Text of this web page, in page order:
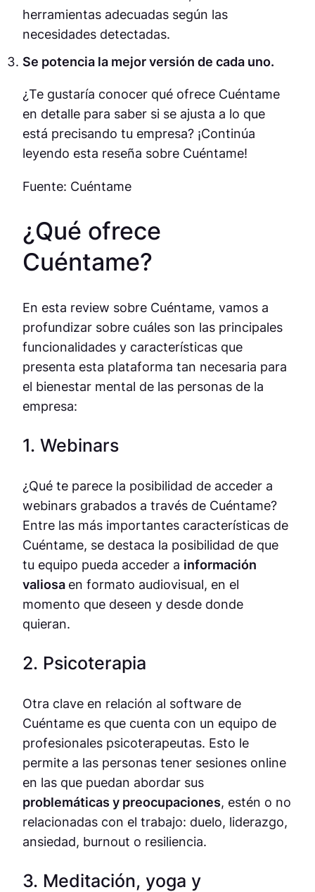
herramientas adecuadas según las
necesidades detectadas.
Se potencia la mejor versión de cada uno.
¿Te gustaría conocer qué ofrece Cuéntame
en detalle para saber si se ajusta a lo que
está precisando tu empresa? ¡Continúa
leyendo esta reseña sobre Cuéntame!
Fuente: Cuéntame
¿Qué ofrece
Cuéntame?
En esta review sobre Cuéntame, vamos a
profundizar sobre cuáles son las principales
funcionalidades y características que
presenta esta plataforma tan necesaria para
el bienestar mental de las personas de la
empresa:
1. Webinars
¿Qué te parece la posibilidad de acceder a
webinars grabados a través de Cuéntame?
Entre las más importantes características de
Cuéntame, se destaca la posibilidad de que
tu equipo pueda acceder a información
valiosa en formato audiovisual, en el
momento que deseen y desde donde
quieran.
2. Psicoterapia
Otra clave en relación al software de
Cuéntame es que cuenta con un equipo de
profesionales psicoterapeutas. Esto le
permite a las personas tener sesiones online
en las que puedan abordar sus
problemáticas y preocupaciones, estén o no
relacionadas con el trabajo: duelo, liderazgo,
ansiedad, burnout o resiliencia.
3. Meditación, yoga y